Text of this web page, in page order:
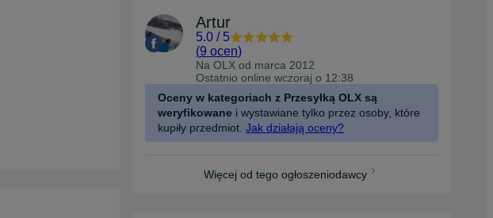
Artur
5.0 / 5
(9 ocen)
Na OLX od marca 2012
Ostatnio online wczoraj o 12:38
Oceny w kategoriach z Przesyłką OLX są
weryfikowane i wystawiane tylko przez osoby, które
kupiły przedmiot. Jak działają oceny?
Więcej od tego ogłoszeniodawcy